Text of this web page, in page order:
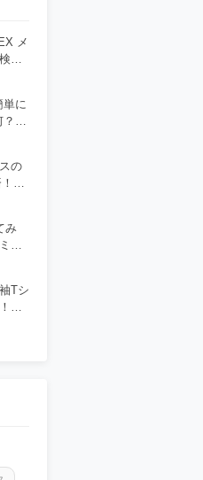
メ
証
単に
？フ
の
特
み
ニ
Tシ
特